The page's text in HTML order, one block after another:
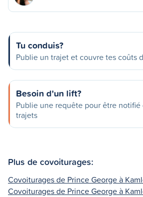
Tu conduis?
Publie un trajet et couvre tes coûts
Besoin d'un lift?
Publie une requête pour être
trajets
Plus de covoiturages:
Covoiturages de Prince George à
Covoiturages de Prince George à